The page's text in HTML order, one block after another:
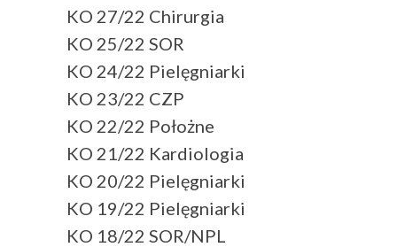
KO 27/22 Chirurgia
KO 25/22 SOR
KO 24/22 Pielęgniarki
KO 23/22 CZP
KO 22/22 Położne
KO 21/22 Kardiologia
KO 20/22 Pielęgniarki
KO 19/22 Pielęgniarki
KO 18/22 SOR/NPL